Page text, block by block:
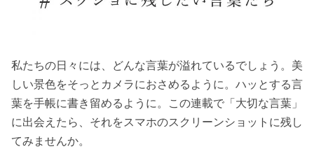
私たちの日々には、どんな言葉が溢れているでしょう。美
しい景色をそっとカメラにおさめるように。ハッとする言
葉を手帳に書き留めるように。この連載で「大切な言葉」
に出会えたら、それをスマホのスクリーンショットに残し
てみませんか。